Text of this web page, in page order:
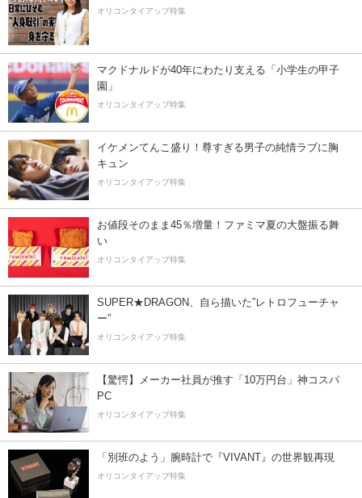
オリコンタイアップ特集
マクドナルドが40年にわたり支える「小学生の甲子
園」
オリコンタイアップ特集
イケメンてんこ盛り！尊すぎる男子の純情ラブに胸
キュン
オリコンタイアップ特集
お値段そのまま45％増量！ファミマ夏の大盤振る舞
い
オリコンタイアップ特集
SUPER★DRAGON、自ら描いた”レトロフューチャ
ー”
オリコンタイアップ特集
【驚愕】メーカー社員が推す「10万円台」神コスパ
PC
オリコンタイアップ特集
「別班のよう」腕時計で『VIVANT』の世界観再現
オリコンタイアップ特集